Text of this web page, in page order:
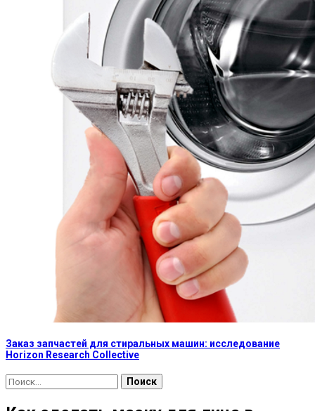
Заказ запчастей для стиральных машин: исследование
Horizon Research Collective
Найти: